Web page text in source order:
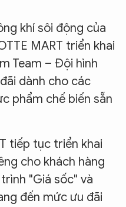
khí sôi động của
MART triển khai
Team – Đội hình
dành cho các
phẩm chế biến sẵn
tiếp tục triển khai
cho khách hàng
"Giá sốc" và
đến mức ưu đãi